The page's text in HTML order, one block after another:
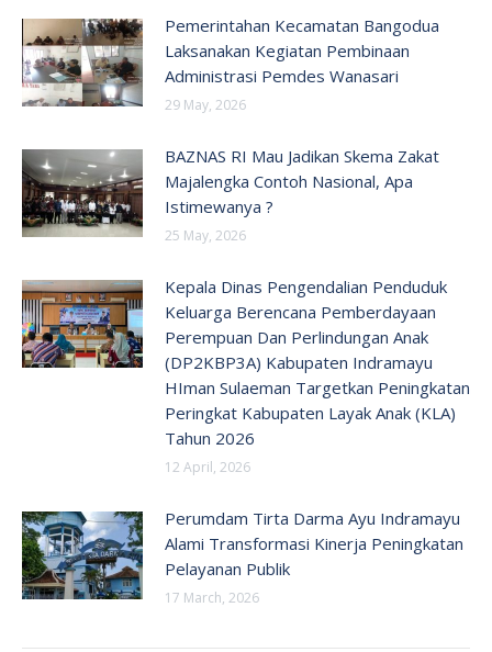
Pemerintahan Kecamatan Bangodua
Laksanakan Kegiatan Pembinaan
Administrasi Pemdes Wanasari
29 May, 2026
BAZNAS RI Mau Jadikan Skema Zakat
Majalengka Contoh Nasional, Apa
Istimewanya ?
25 May, 2026
Kepala Dinas Pengendalian Penduduk
Keluarga Berencana Pemberdayaan
Perempuan Dan Perlindungan Anak
(DP2KBP3A) Kabupaten Indramayu
HIman Sulaeman Targetkan Peningkatan
Peringkat Kabupaten Layak Anak (KLA)
Tahun 2026
12 April, 2026
Perumdam Tirta Darma Ayu Indramayu
Alami Transformasi Kinerja Peningkatan
Pelayanan Publik
17 March, 2026